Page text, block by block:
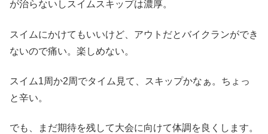
が治らないしスイムスキップは濃厚。
スイムにかけてもいいけど、アウトだとバイクランができ
ないので痛い。楽しめない。
スイム1周か2周でタイム見て、スキップかなぁ。ちょっ
と辛い。
でも、まだ期待を残して大会に向けて体調を良くします。